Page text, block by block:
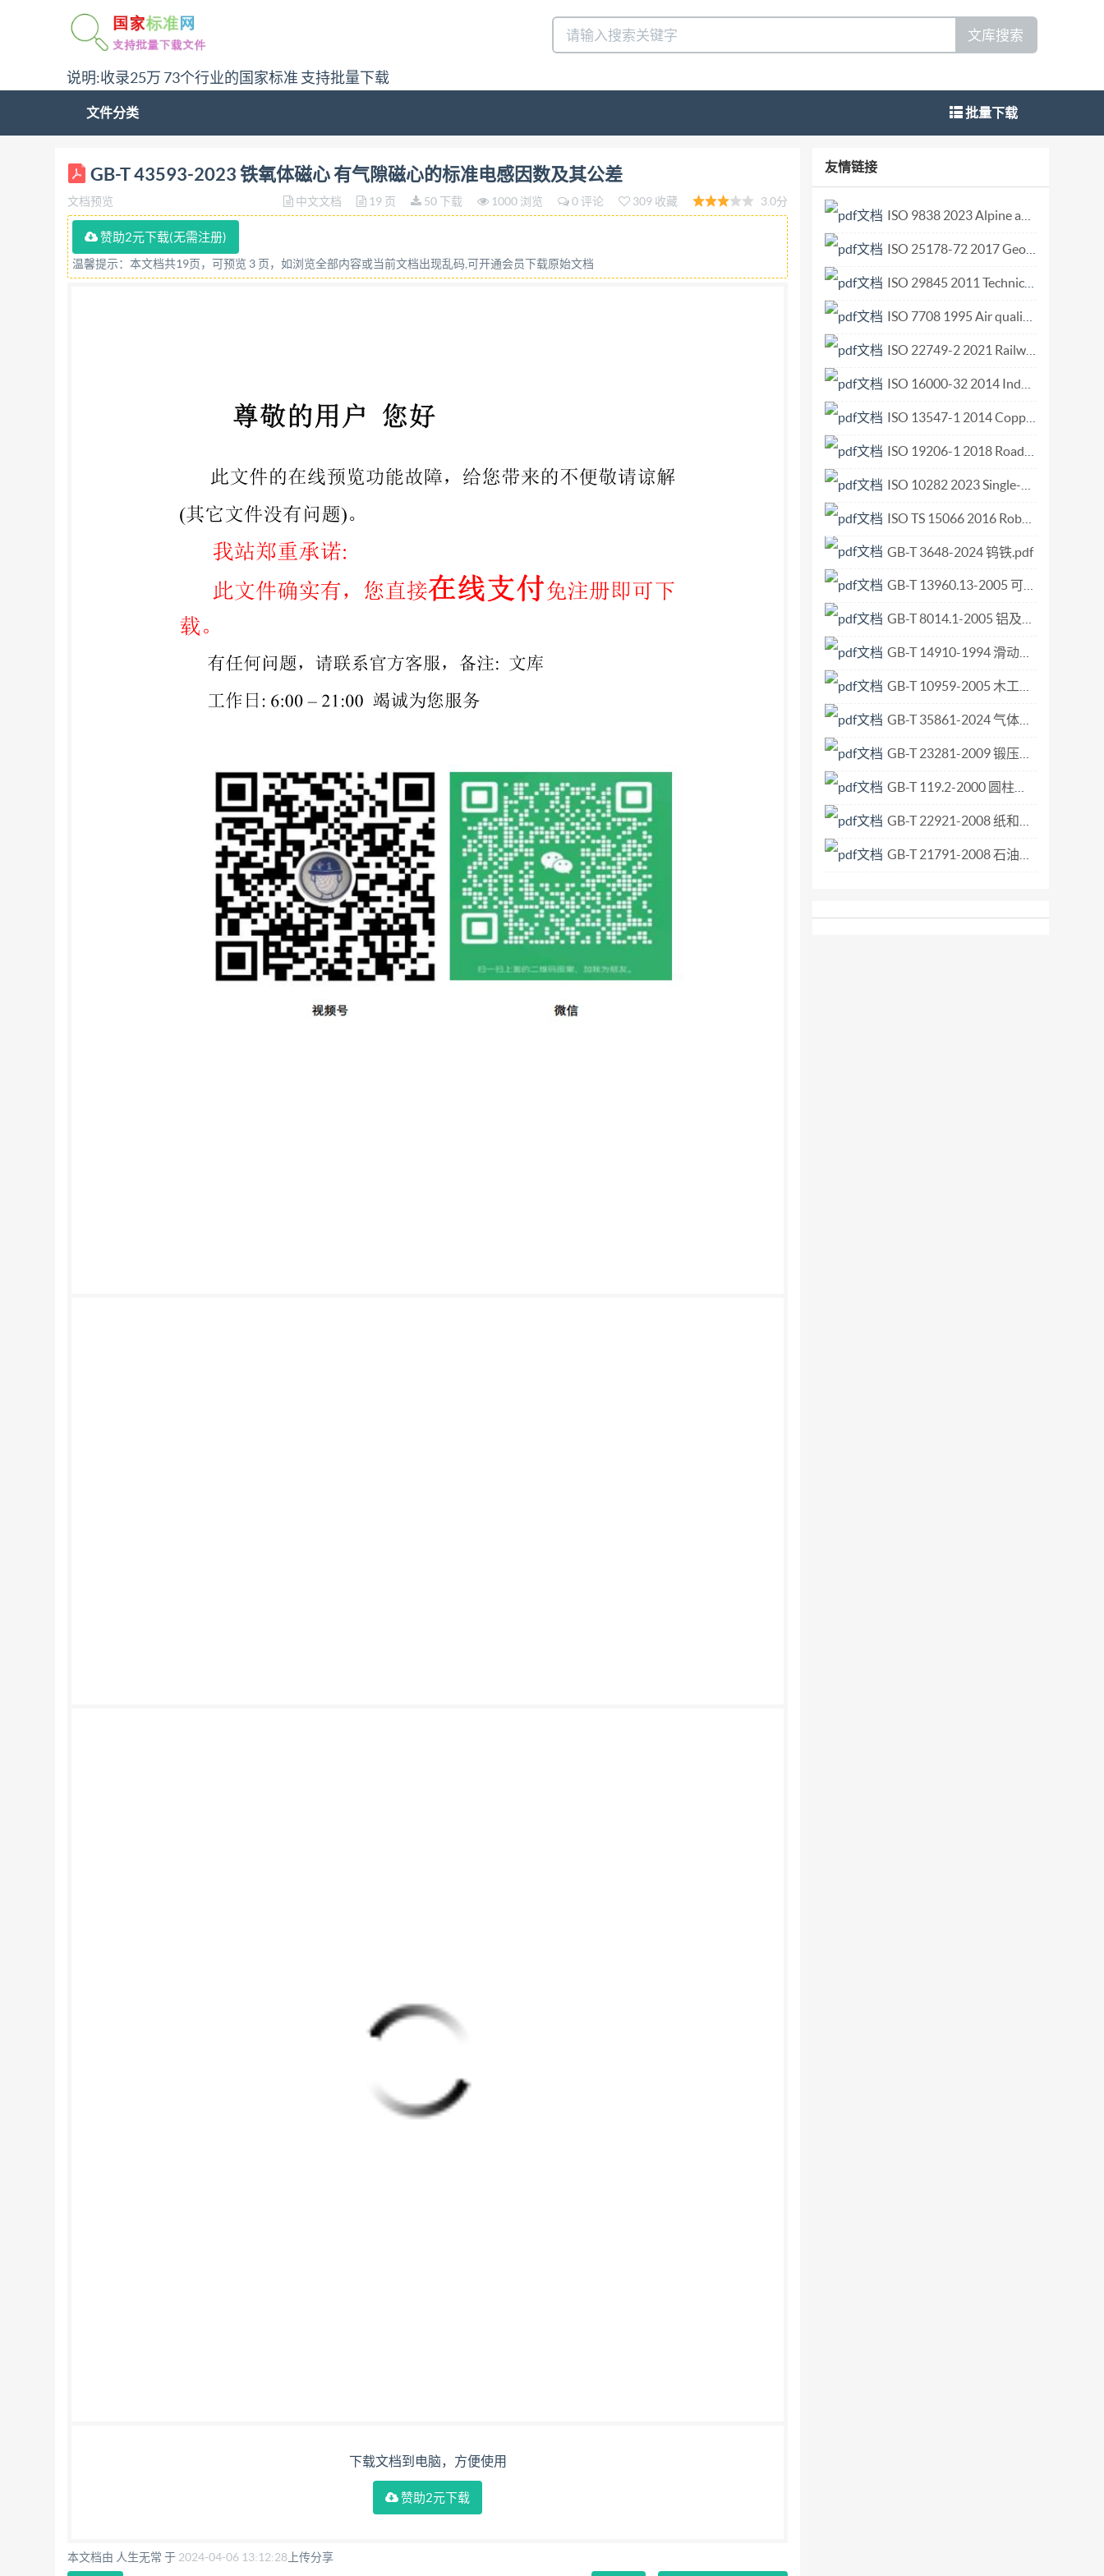
说明:收录25万 73个行业的国家标准 支持批量下载
文库搜索
文件分类 批量下载
ICS 29.100.10 CCS L 19 GB 中华人民共和国国家标准 GB/T43593—2023 铁氧体磁心 有气隙磁心的标准电感 因数及其公差 Ferrite coresStandard
inductance factor for gapped cores and its tolerance (IEC62358:2012,MOD) 2023-12-28发布 2024-04-01实施 国家市场监督管理总局 发布 国家标准化管
理委员会 GB/T 43593—2023 目 次 前言 引言 1 范围 规范性引用文件 3 术语和定义 4 测量方法 5 AL值及其公差 5.1 通则 5.2 公差 5.3 E型磁心 5.4 ETD型磁
心和EER型磁心 5.5 EP型磁心 5.6 RM型磁心 5.7 罐形磁心 5.8 PQ型磁心 5.9 低矮形磁心 表 1 公差对应的代码 表2 E型磁心（IEC63093-8)的A，值及其公
差 表3 ETD型磁心（IEC63093-6）和EER型磁心（IEC63093-7)的AL值及其公差 表4 EP型磁心（IEC63093-5)的A，值及其公差 表5 RM型磁心
（IEC63093-4)的A，值及其公差 表6 罐形磁心（IEC63093-2)的A，值及其公差· 表7 PQ型磁心（IEC63093-13)的A，值及其公差 表8 EL型磁心
（IEC63093-9)的AL值及其公差 10 表 9 EL-I（平面）型磁心（IEC63093-9)的AL值及其公差 表10 低矮ER-I（平面）型磁心（IEC63093-9)的AL值及其公
差 12 表 11 低矮ER型磁心（IEC63093-9)的A，值及其公差 表12 低矮E-I(平面）型磁心（IEC63093-9)的AL值及其公差 14 表13 低矮E型磁心
（IEC63093-9)的A，值及其公差 14 表14 低矮RM型磁心（IEC63093-4)的A，值及其公差 表15低矮PQ-I(平面）型磁心（IEC63093-13)的AL值及其公差
GB-T 43593-2023 铁氧体磁心 有气隙磁心的标准电感因数及其公差
文档预览 中文文档 19 页 50 下载 1000 浏览 0 评论 309 收藏 3.0分
赞助2元下载(无需注册)
温馨提示：本文档共19页，可预览 3 页，如浏览全部内容或当前文档出现乱码,可开通会员下载原始文档
下载文档到电脑，方便使用
赞助2元下载
本文档由 人生无常 于 2024-04-06 13:12:28 上传分享
友情链接
ISO 9838 2023 Alpine and touring ski-bindings — Test soles for ski-binding tests.pdf
ISO 25178-72 2017 Geometrical product specifications (GPS) — Surface texture Areal — Part 72 XML file format x3p.pdf
ISO 29845 2011 Technical product documentation — Document types.pdf
ISO 7708 1995 Air quality — Particle size fraction definitions for health-related sampling.pdf
ISO 22749-2 2021 Railway applications — Suspension components — Part 2 Approval procedure and quality monitoring for elastomer-mechanical parts.pdf
ISO 16000-32 2014 Indoor air — Part 32 Investigation of buildings for the occurrence of pollutants.pdf
ISO 13547-1 2014 Copper, lead, zinc and nickel sulfide concentrates — Determination of arsenic — Part 1 Iron hydroxide concentration and inductively coupled plasma atomic emission spectrometric method.pdf
ISO 19206-1 2018 Road vehicles — Test devices for target vehicles, vulnerable road users and other objects, for assessment of active safety functions — Part 1 Requirements for passenger vehicle rear-end targets.pdf
ISO 10282 2023 Single-use sterile rubber surgical gloves — Specification.pdf
ISO TS 15066 2016 Robots and robotic devices — Collaborative robots.pdf
GB-T 3648-2024 钨铁.pdf
GB-T 13960.13-2005 可移式电动工具的安全 第二部分 斜切割台式组合锯的专用要求.pdf
GB-T 8014.1-2005 铝及铝合金阳极氧化 氧化膜厚度的测量方法 第1部分 测量原则.pdf
GB-T 14910-1994 滑动轴承 厚壁多层轴承衬背技术要求.pdf
GB-T 10959-2005 木工机床 带移动工作台锯板机 术语和精度.pdf
GB-T 35861-2024 气体分析 校准用混合气体的通用质量要求和计量溯源性.pdf
GB-T 23281-2009 锻压机械噪声声压级测量方法.pdf
GB-T 119.2-2000 圆柱销 淬硬钢和马氏体不锈钢.pdf
GB-T 22921-2008 纸和纸板 薄页材料水蒸气透过率的测定 动态气流法和静态气体法.pdf
GB-T 21791-2008 石油产品自燃温度测定法.pdf